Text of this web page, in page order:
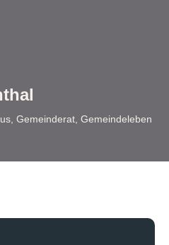
Gemeinderat, Gemeindeleben